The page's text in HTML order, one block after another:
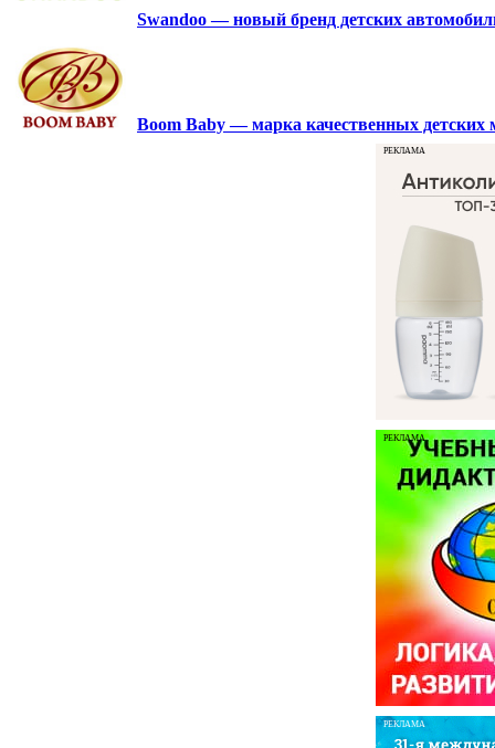
Swandoo — новый бренд детских
Boom Baby — марка качественных детских
РЕКЛАМА
РЕКЛАМА
РЕКЛАМА